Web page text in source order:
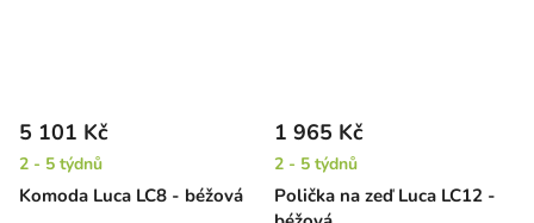
Komoda Luca LC8 - béžová
5 101 Kč
2 - 5 týdnů
Polička na zeď Luca LC12 -
1 965 Kč
2 - 5 týdnů